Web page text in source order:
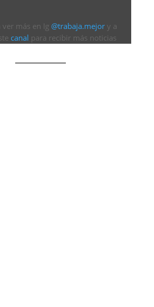
más en Ig @trabaja.mejory a
canal para recibir más noticias